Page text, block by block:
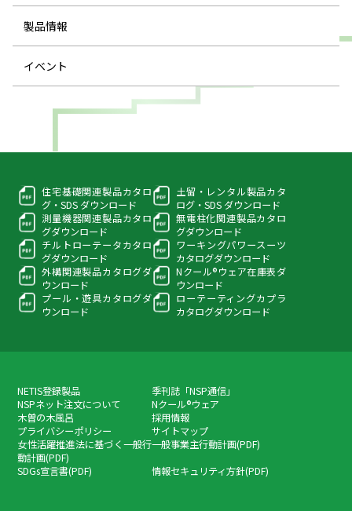
製品情報
イベント
住宅基礎関連製品カタロ
グ・SDS ダウンロード
土留・レンタル製品カタ
ログ・ SDS ダウンロード
測量機器関連製品カタロ
グダウンロード
無電柱化関連製品カタロ
グダウンロード
チルトローテータカタロ
グダウンロード
ワーキングパワースーツ
カタログダウンロード
外構関連製品カタログダ
ウンロード
Nクール®ウェア在庫表ダ
ウンロード
プール・遊具カタログダ
ウンロード
ローテーティングカプラ
カタログダウンロード
NETIS登録製品
季刊誌「NSP通信」
NSPネット注文について
Nクール®ウェア
木曽の木風呂
採用情報
プライバシーポリシー
サイトマップ
女性活躍推進法に基づく一般行
動計画(PDF)
一般事業主行動計画(PDF)
SDGs宣言書(PDF)
情報セキュリティ方針(PDF)